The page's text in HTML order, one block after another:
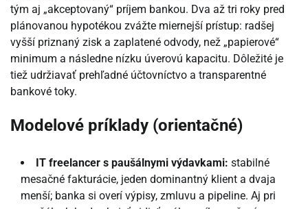
tým aj „akceptovaný“ príjem bankou. Dva až tri roky pred
plánovanou hypotékou zvážte miernejší prístup: radšej
vyšší priznaný zisk a zaplatené odvody, než „papierové“
minimum a následne nízku úverovú kapacitu. Dôležité je
tiež udržiavať prehľadné účtovníctvo a transparentné
bankové toky.
Modelové príklady (orientačné)
IT freelancer s paušálnymi výdavkami: stabilné
mesačné fakturácie, jeden dominantný klient a dvaja
menší; banka si overí výpisy, zmluvu a pipeline. Aj pri